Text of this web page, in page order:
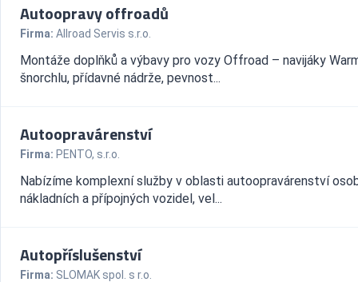
Autoopravy offroadů
Firma: Allroad Servis s.r.o.
Montáže doplňků a výbavy pro vozy Offroad – navijáky
šnorchlu, přídavné nádrže, pevnost...
Autoopravárenství
Firma: PENTO, s.r.o.
Nabízíme komplexní služby v oblasti autoopravárenství
nákladních a přípojných vozidel, vel...
Autopříslušenství
Firma: SLOMAK spol. s r.o.